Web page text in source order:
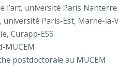
l’art, université Paris Nanterre
Paris-Est, Marne-la-
Curapp-ESS
MUCEM
postdoctorale au MUCEM